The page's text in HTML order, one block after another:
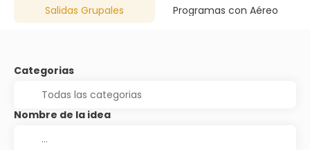
Salidas Grupales Programas con Aéreo
Categorias
Nombre de la idea